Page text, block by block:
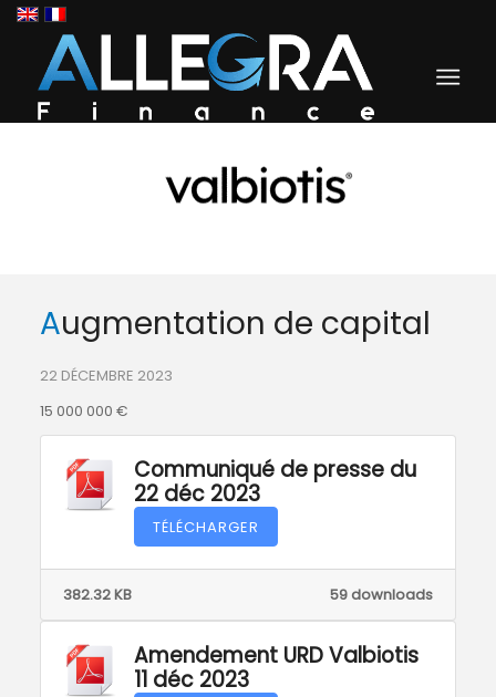
Augmentation de capital
22 DÉCEMBRE 2023
15 000 000 €
Communiqué de presse du
22 déc 2023
TÉLÉCHARGER
59 downloads
382.32 KB
Amendement URD Valbiotis
11 déc 2023